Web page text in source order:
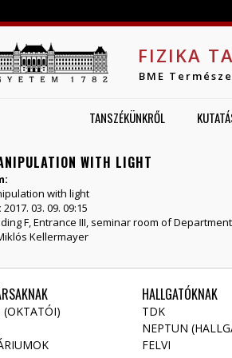
FIZIKA
BME
TANSZÉKÜNKRŐL
WITH LIGHT
with light
2017. 03. 09. 09:15
F, Entrance III, seminar room of
Kellermayer
(OKTATÓI)
HALLGATÓKNAK
TDK
NEPTUN
FELVI